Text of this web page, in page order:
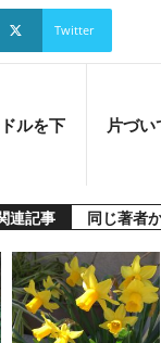
Twitter
ルを下
片づい
連記事 同じ著者